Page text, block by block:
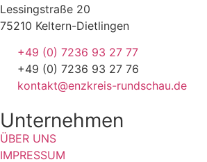
Lessingstraße 20
75210 Keltern-Dietlingen
+49 (0) 7236 93 27 77
+49 (0) 7236 93 27 76
kontakt@enzkreis-rundschau.de
Unternehmen
ÜBER UNS
IMPRESSUM